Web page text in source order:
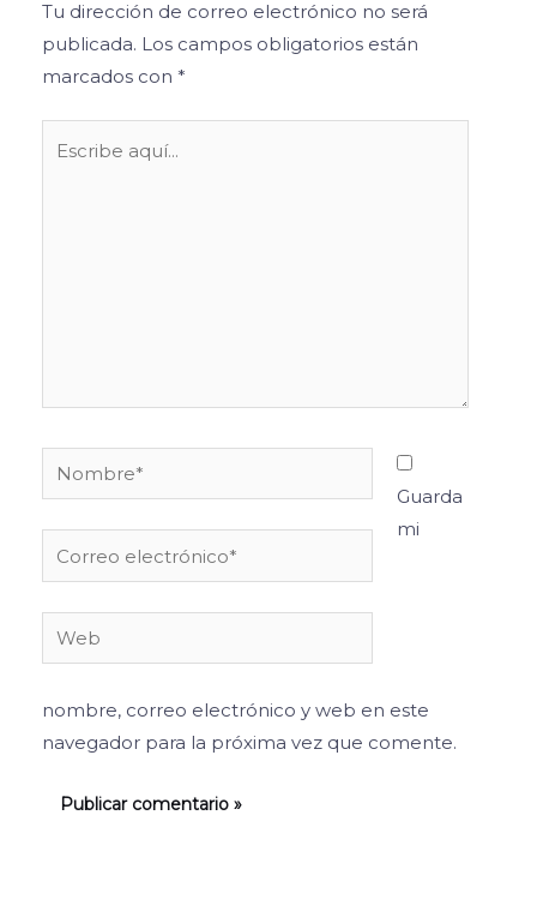
Tu dirección de correo electrónico no será
publicada. Los campos obligatorios están
marcados con *
Nombre*
Correo
electrónico*
Web
Guarda
mi
nombre, correo electrónico y web en este
navegador para la próxima vez que comente.